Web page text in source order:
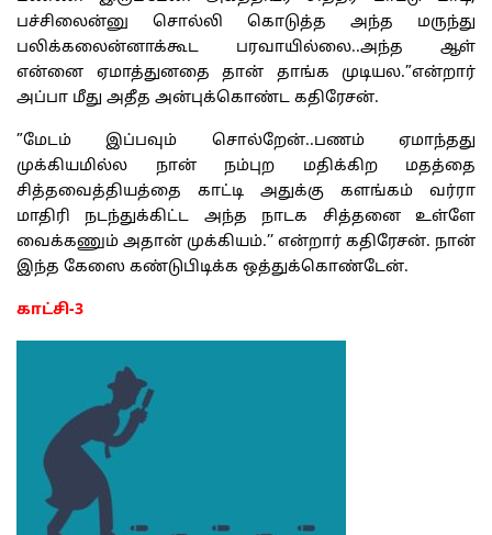
பச்சிலைன்னு சொல்லி கொடுத்த அந்த மருந்து
பலிக்கலைன்னாக்கூட பரவாயில்லை..அந்த ஆள்
என்னை ஏமாத்துனதை தான் தாங்க முடியல.”என்றார்
அப்பா மீது அதீத அன்புக்கொண்ட கதிரேசன்.
”மேடம் இப்பவும் சொல்றேன்..பணம் ஏமாந்தது
முக்கியமில்ல நான் நம்புற மதிக்கிற மதத்தை
சித்தவைத்தியத்தை காட்டி அதுக்கு களங்கம் வர்ரா
மாதிரி நடந்துக்கிட்ட அந்த நாடக சித்தனை உள்ளே
வைக்கணும் அதான் முக்கியம்.’’ என்றார் கதிரேசன். நான்
இந்த கேஸை கண்டுபிடிக்க ஒத்துக்கொண்டேன்.
காட்சி-3